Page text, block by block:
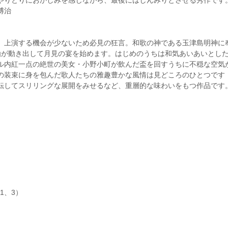
治
演する機会が少ないため必見の狂言。和歌の神である玉津島明神に
動き出して月見の宴を始めます。はじめのうちは和気あいあいとし
内紅一点の絶世の美女・小野小町が飲んだ盃を回すうちに不穏な空気
装束に身を包んだ歌人たちの雅趣豊かな風情は見どころのひとつです
してスリリングな展開をみせるなど、重層的な味わいをもつ作品です
3）